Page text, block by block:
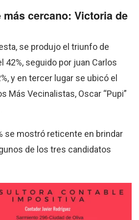
más cercano: Victoria de
se produjo el triunfo de
42%, seguido por juan Carlos
y en tercer lugar se ubicó el
Más Vecinalistas, Oscar “Pupi”
se mostró reticente en brindar
de los tres candidatos